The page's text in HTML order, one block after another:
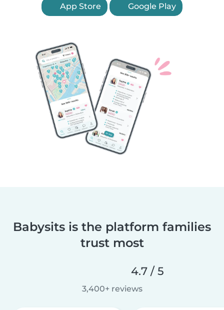
App Store Google Play
Babysits is the platform families
trust most
4.7 / 5
3,400+ reviews